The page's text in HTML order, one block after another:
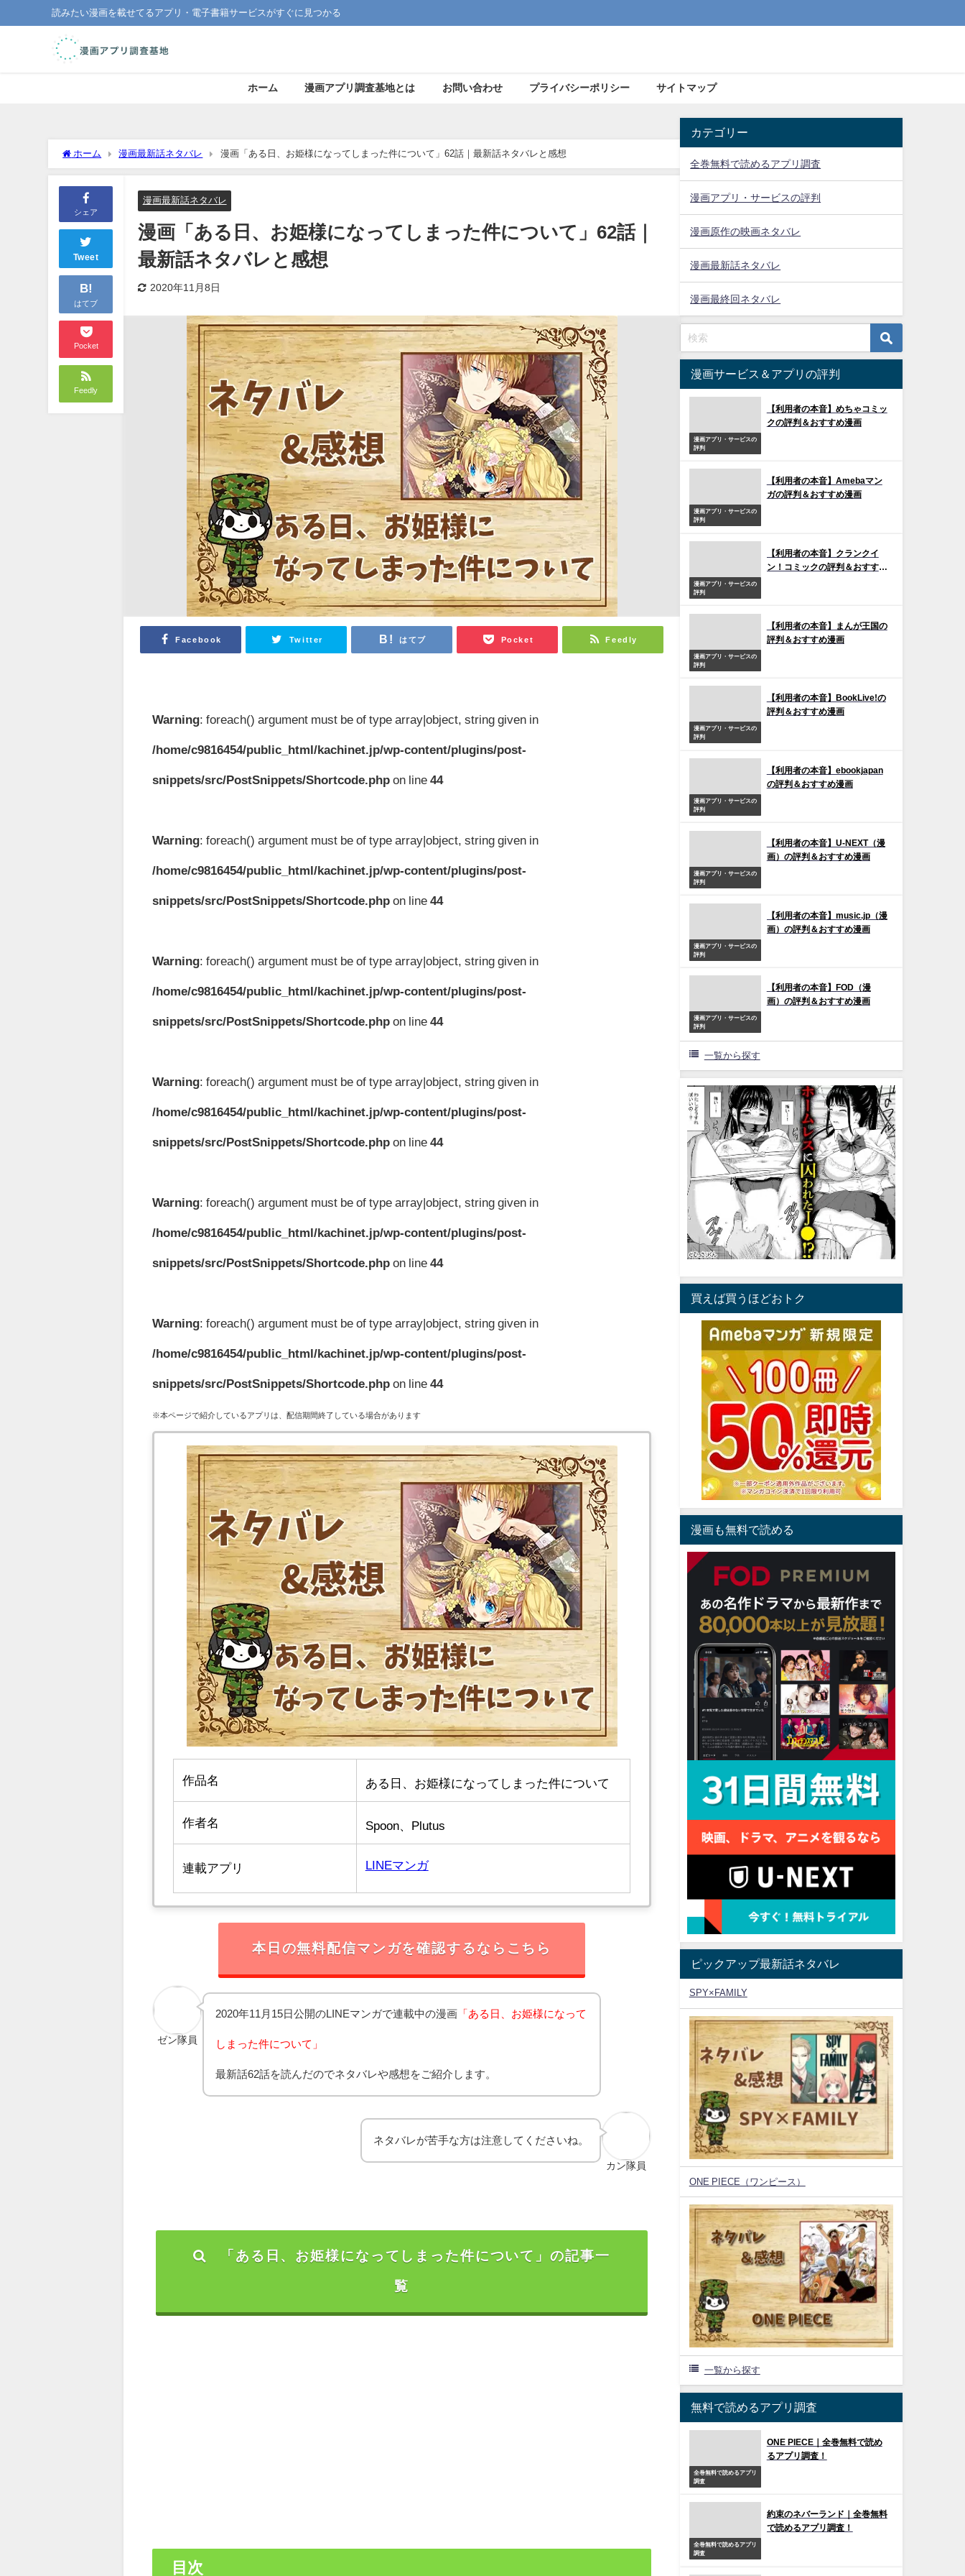
読みたい漫画を載せてるアプリ・電子書籍サービスがすぐに見つかる
ホーム 漫画アプリ調査基地とは お問い合わせ プライバシーポリシー サイトマップ
ホーム 漫画最新話ネタバレ 漫画「ある日、お姫様になってしまった件について」62話｜最新話ネタバレと感想
シェア
Tweet
B!
はてブ
Pocket
Feedly
漫画最新話ネタバレ
漫画「ある日、お姫様になってしまった件について」62話｜
最新話ネタバレと感想
2020年11月8日
Facebook Twitter はてブ Pocket Feedly
Warning: foreach() argument must be of type array|object, string given in
/home/c9816454/public_html/kachinet.jp/wp-content/plugins/post-
snippets/src/PostSnippets/Shortcode.php on line44
Warning: foreach() argument must be of type array|object, string given in
/home/c9816454/public_html/kachinet.jp/wp-content/plugins/post-
snippets/src/PostSnippets/Shortcode.php on line44
Warning: foreach() argument must be of type array|object, string given in
/home/c9816454/public_html/kachinet.jp/wp-content/plugins/post-
snippets/src/PostSnippets/Shortcode.php on line44
Warning: foreach() argument must be of type array|object, string given in
/home/c9816454/public_html/kachinet.jp/wp-content/plugins/post-
snippets/src/PostSnippets/Shortcode.php on line44
Warning: foreach() argument must be of type array|object, string given in
/home/c9816454/public_html/kachinet.jp/wp-content/plugins/post-
snippets/src/PostSnippets/Shortcode.php on line44
Warning: foreach() argument must be of type array|object, string given in
/home/c9816454/public_html/kachinet.jp/wp-content/plugins/post-
snippets/src/PostSnippets/Shortcode.php on line44
※本ページで紹介しているアプリは、配信期間終了している場合があります
作品名 ある日、お姫様になってしまった件について
作者名 Spoon、Plutus
連載アプリ LINEマンガ
本日の無料配信マンガを確認するならこちら
ゼン隊員
2020年11月15日公開のLINEマンガで連載中の漫画「ある日、お姫様になって
しまった件について」
最新話62話を読んだのでネタバレや感想をご紹介します。
カン隊員
ネタバレが苦手な方は注意してくださいね。
「ある日、お姫様になってしまった件について」の記事一
覧
目次
カテゴリー
全巻無料で読めるアプリ調査
漫画アプリ・サービスの評判
漫画原作の映画ネタバレ
漫画最新話ネタバレ
漫画最終回ネタバレ
漫画サービス＆アプリの評判
漫画アプリ・サービスの
評判
【利用者の本音】めちゃコミッ
クの評判＆おすすめ漫画
漫画アプリ・サービスの
評判
【利用者の本音】Amebaマン
ガの評判＆おすすめ漫画
漫画アプリ・サービスの
評判
【利用者の本音】クランクイ
ン！コミックの評判＆おすすめ
漫画アプリ・サービスの
評判
【利用者の本音】まんが王国の
評判＆おすすめ漫画
漫画アプリ・サービスの
評判
【利用者の本音】BookLive!の
評判＆おすすめ漫画
漫画アプリ・サービスの
評判
【利用者の本音】ebookjapan
の評判＆おすすめ漫画
漫画アプリ・サービスの
評判
【利用者の本音】U-NEXT（漫
画）の評判＆おすすめ漫画
漫画アプリ・サービスの
評判
【利用者の本音】music.jp（漫
画）の評判＆おすすめ漫画
漫画アプリ・サービスの
評判
【利用者の本音】FOD（漫
画）の評判＆おすすめ漫画
一覧から探す
買えば買うほどおトク
漫画も無料で読める
ピックアップ最新話ネタバレ
SPY×FAMILY
ONE PIECE（ワンピース）
一覧から探す
無料で読めるアプリ調査
全巻無料で読めるアプリ
調査
ONE PIECE｜全巻無料で読め
るアプリ調査！
全巻無料で読めるアプリ
調査
約束のネバーランド｜全巻無料
で読めるアプリ調査！